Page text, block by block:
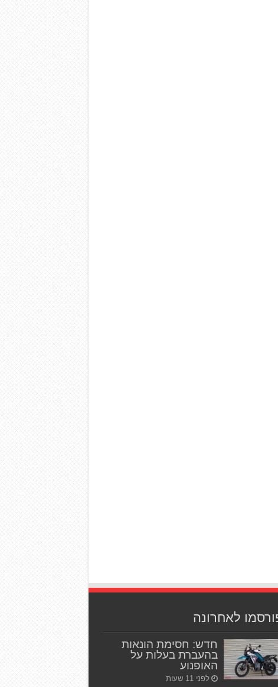
לאחרונה
חדש: חסימת הונאות
בהעברת בעלות על
האופנוע
לפני 11 שעות